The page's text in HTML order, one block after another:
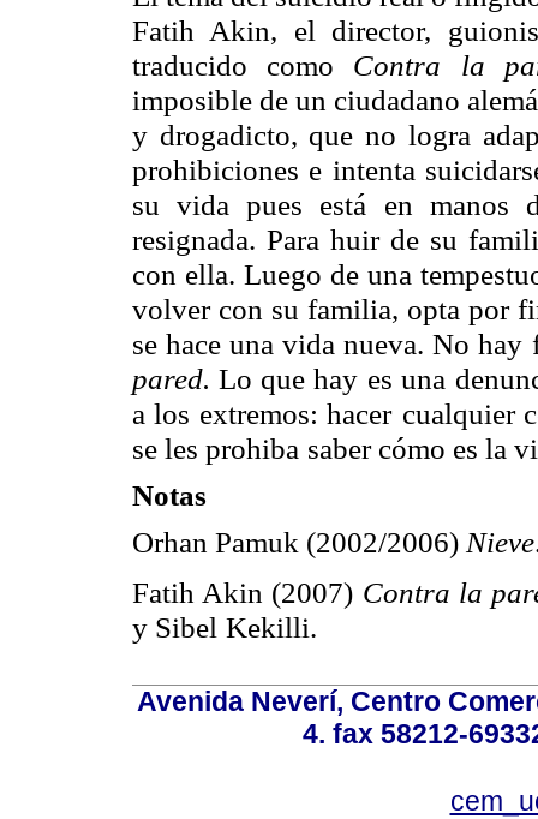
Fatih Akin, el director,
traducido como Contra la
imposible de un ciudadano
y drogadicto, que no logra
prohibiciones e intenta
su vida pues está en manos
resignada. Para huir de su
con ella. Luego de una
volver con su familia, opta por
se hace una vida nueva. No hay
pared.Lo que hay es una
a los extremos: hacer cualquier
se les prohiba saber cómo es la
Notas
Orhan Pamuk (2002/2006) Nieve
Fatih Akin (2007) Contra la
y Sibel Kekilli.
Avenida Neverí, Centro
4. fax 58212-